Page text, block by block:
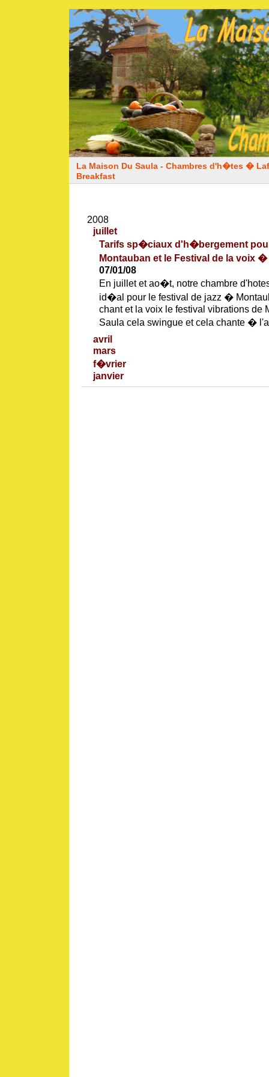
La Maison Du Saula - Chambres d'h�tes �
Breakfast
2008
juillet
Tarifs sp�ciaux d'h�bergement
Montauban et le Festival de la voix
07/01/08
En juillet et ao�t, notre chambre
id�al pour le festival de jazz �
chant et la voix le festival vibrations de
Saula cela swingue et cela chante �
avril
mars
f�vrier
janvier